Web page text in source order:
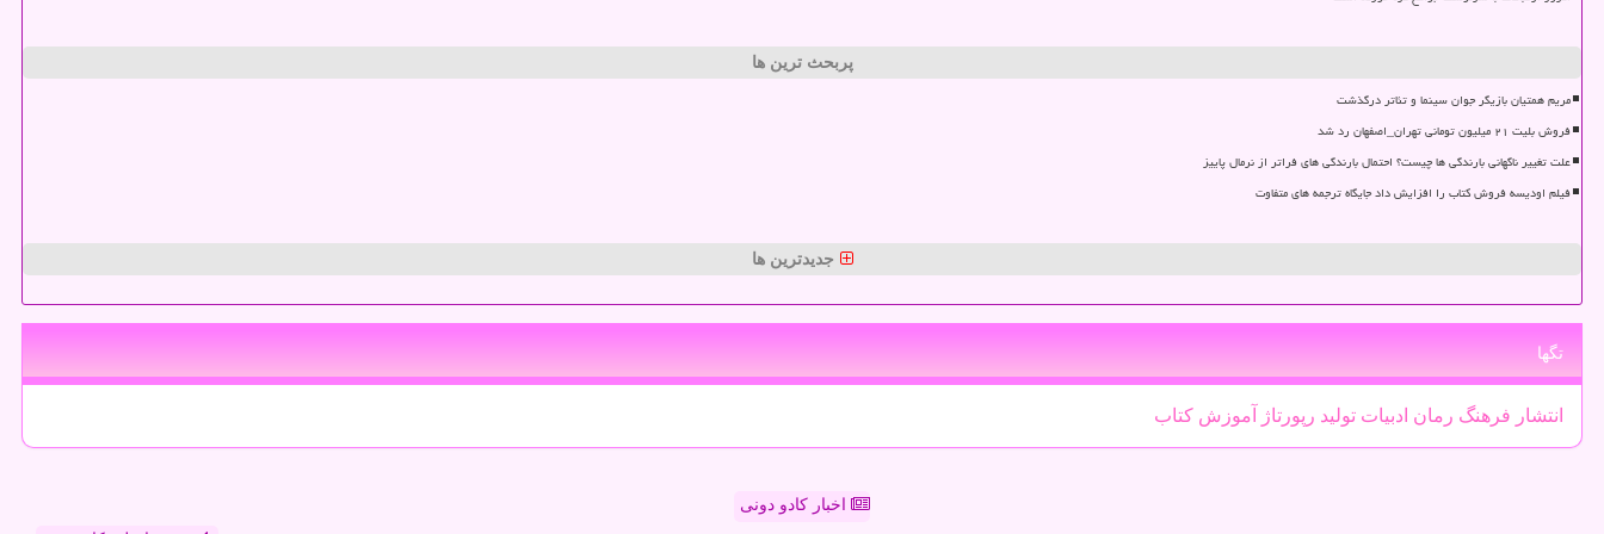
پربحث ترین ها
مریم همتیان بازیگر جوان سینما و تئاتر درگذشت
فروش بلیت ۲۱ میلیون تومانی تهران_اصفهان رد شد
علت تغییر ناگهانی بارندگی ها چیست؟ احتمال بارندگی های فراتر از نرمال پاییز
فیلم اودیسه فروش کتاب را افزایش داد جایگاه ترجمه های متفاوت
جدیدترین ها
تگها
انتشار فرهنگ رمان ادبیات تولید رپورتاژ آموزش كتاب
اخبار کادو دونی